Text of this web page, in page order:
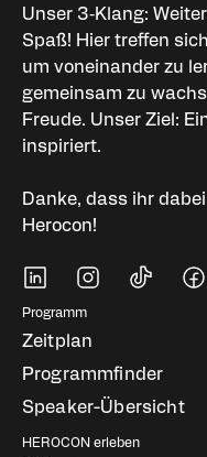
Unser 3‑Klang:
Spaß! Hier treffen
um voneinander zu
gemeinsam zu
Freude. Unser Ziel:
inspiriert.
Danke, dass ihr
Herocon!
Soziale
Programm
Zeitplan
Programmfinder
Speaker-Übersicht
HEROCON erleben